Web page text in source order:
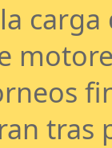
tras